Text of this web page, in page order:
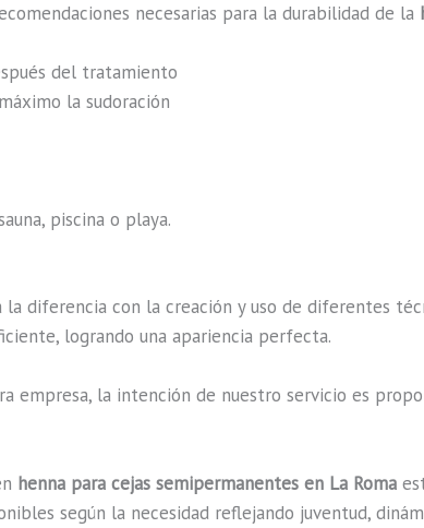
necesarias para la durabilidad de la
del tratamiento
la sudoración
piscina o playa.
diferencia con la creación y uso de diferentes
logrando una apariencia perfecta.
empresa, la intención de nuestro servicio es
henna para cejas semipermanentes en La Roma
según la necesidad reflejando juventud,